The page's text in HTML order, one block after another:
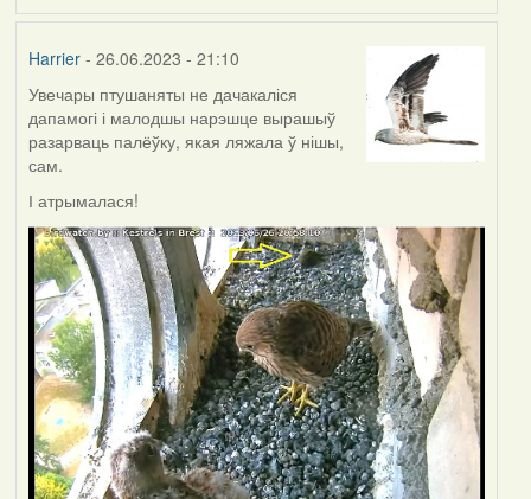
Harrier- 26.06.2023 - 21:10
Увечары птушаняты не дачакаліся
дапамогі і малодшы нарэшце вырашыў
разарваць палёўку, якая ляжала ў нішы,
сам.
І атрымалася!